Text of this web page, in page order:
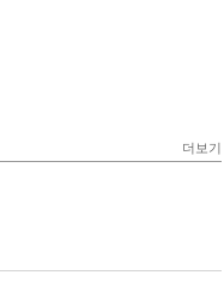
더보기